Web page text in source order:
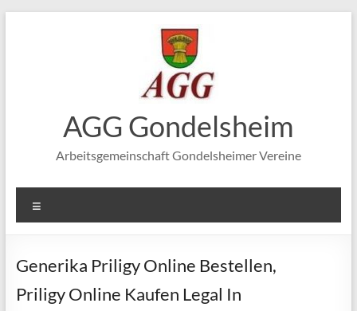
AGG Gondelsheim
Arbeitsgemeinschaft Gondelsheimer Vereine
Generika Priligy Online Bestellen,
Priligy Online Kaufen Legal In